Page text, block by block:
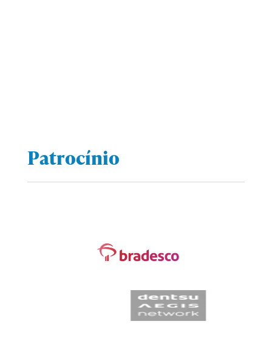
Patrocínio